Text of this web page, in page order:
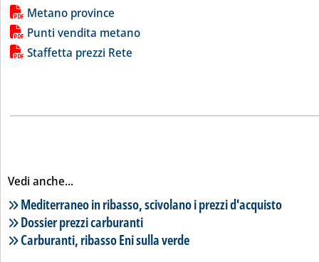
Lista allegati PDF alla notizia
Metano province
Punti vendita metano
Staffetta prezzi Rete
Vedi anche...
Lista notizie correlate
Mediterraneo in ribasso, scivolano i prezzi d'acquisto
Dossier prezzi carburanti
Carburanti, ribasso Eni sulla verde